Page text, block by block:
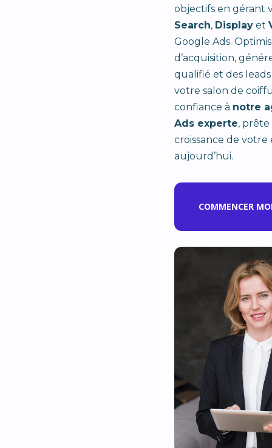
objectifs en gérant
Search, Displayet
Google Ads.
d’acquisition,
qualifié et des
votre salon de
confiance à notre
Ads experte, prête
croissance de votre
aujourd’hui.
COMMENCER